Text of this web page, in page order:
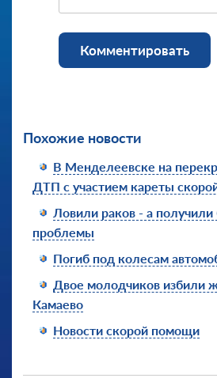
Комментировать
Похожие новости
В Менделеевске на
ДТП с участием кареты
Ловили раков - а
проблемы
Погиб под колесам
Двое молодчиков избили
Камаево
Новости скорой помощи